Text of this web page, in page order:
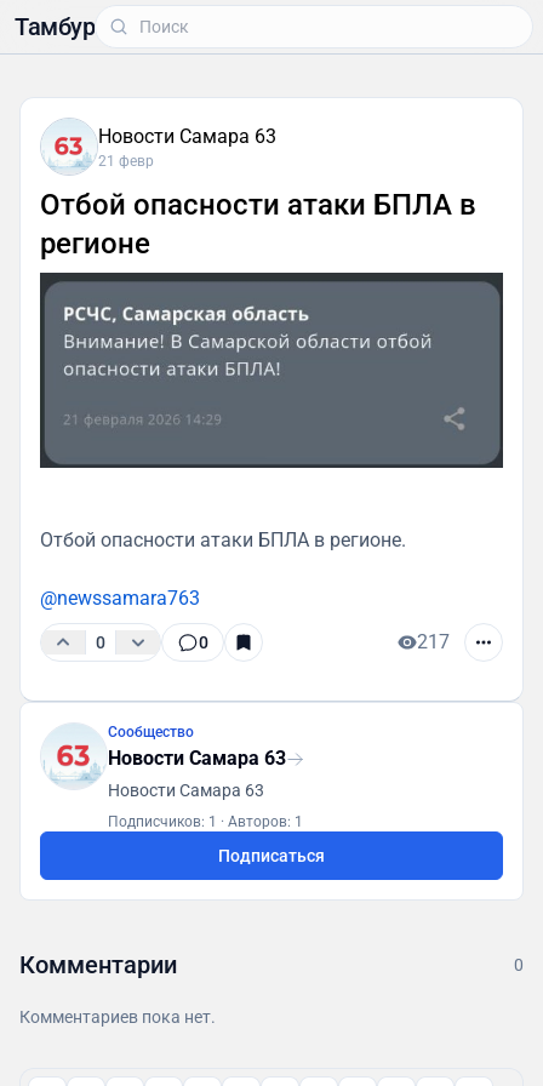
Тамбур
Новости Самара 63
21 февр
Отбой опасности атаки БПЛА в
регионе
Отбой опасности атаки БПЛА в регионе.
@newssamara763
0 0 217
Сообщество
Новости Самара 63
Новости Самара 63
Подписчиков: 1 · Авторов: 1
Подписаться
Комментарии 0
Комментариев пока нет.